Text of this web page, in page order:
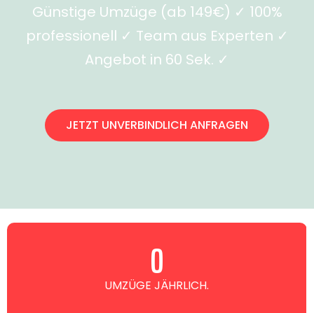
Günstige Umzüge (ab 149€) ✓ 100%
professionell ✓ Team aus Experten ✓
Angebot in 60 Sek. ✓
JETZT UNVERBINDLICH ANFRAGEN
UMZÜGE JÄHRLICH.
0